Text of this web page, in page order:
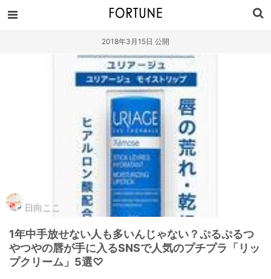
2018年3月15日 公開
日向ここ
1年中手放せない人も多いんじゃない？ぷるぷるつ
やつやの唇が手に入るSNSで人気のプチプラ「リッ
プクリーム」5選♡